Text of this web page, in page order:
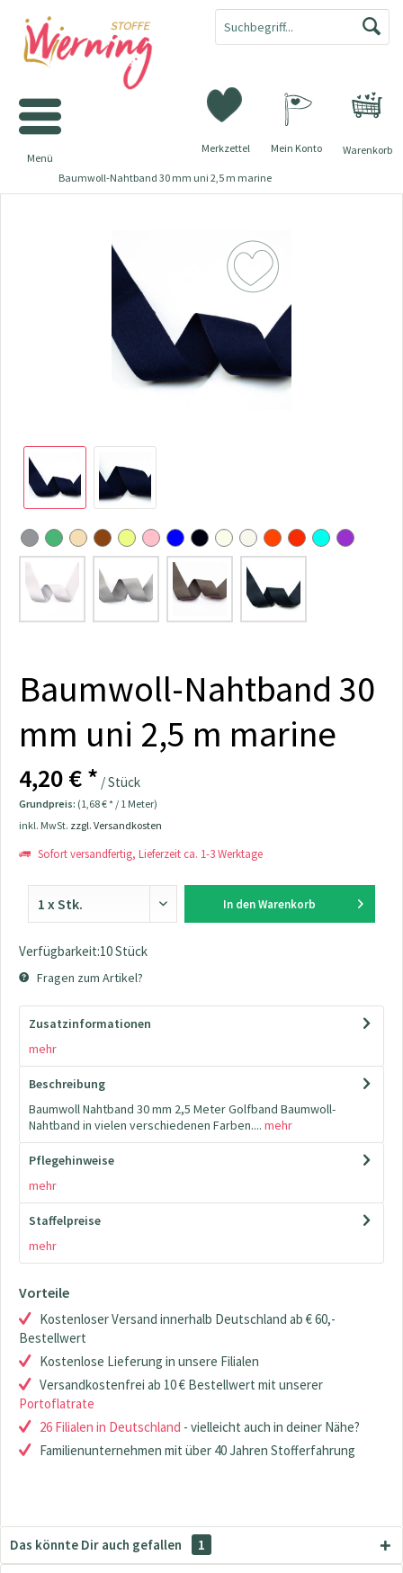
Warenkorb
Merkzettel Mein Konto
Menü
Baumwoll-Nahtband 30 mm uni 2,5 m marine
Baumwoll-Nahtband 30
mm uni 2,5 m marine
4,20 € * / Stück
Grundpreis: (1,68 € * / 1 Meter)
inkl. MwSt. zzgl. Versandkosten
Sofort versandfertig, Lieferzeit ca. 1-3 Werktage
In den Warenkorb
Verfügbarkeit:10 Stück
Fragen zum Artikel?
Zusatzinformationen
mehr
Beschreibung
Baumwoll Nahtband 30 mm 2,5 Meter Golfband Baumwoll-
Nahtband in vielen verschiedenen Farben.... mehr
Pflegehinweise
mehr
Staffelpreise
mehr
Vorteile
Kostenloser Versand innerhalb Deutschland ab € 60,-
Bestellwert
Kostenlose Lieferung in unsere Filialen
Versandkostenfrei ab 10 € Bestellwert mit unserer
Portoflatrate
26 Filialen in Deutschland - vielleicht auch in deiner Nähe?
Familienunternehmen mit über 40 Jahren Stofferfahrung
Das könnte Dir auch gefallen 1